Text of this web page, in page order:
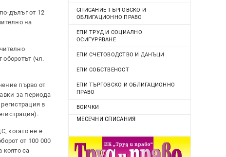
дълъг от 12
на
(чл.
първо от
за периода
в
когато не е
от 100 000
която са
СПИСАНИЕ ТЪРГОВСКО И
ОБЛИГАЦИОННО ПРАВО
ЕПИ ТРУД И СОЦИАЛНО
ОСИГУРЯВАНЕ
ЕПИ СЧЕТОВОДСТВО И ДАНЪЦИ
ЕПИ СОБСТВЕНОСТ
ЕПИ ТЪРГОВСКО И ОБЛИГАЦИОННО
ПРАВО
ВСИЧКИ
МЕСЕЧНИ СПИСАНИЯ